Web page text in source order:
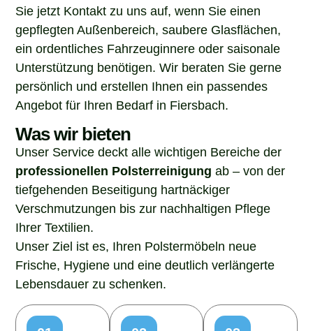
Sie jetzt Kontakt zu uns auf, wenn Sie einen
gepflegten Außenbereich, saubere Glasflächen,
ein ordentliches Fahrzeuginnere oder saisonale
Unterstützung benötigen. Wir beraten Sie gerne
persönlich und erstellen Ihnen ein passendes
Angebot für Ihren Bedarf in Fiersbach.
Was wir bieten
Unser Service deckt alle wichtigen Bereiche der
professionellen Polsterreinigung ab – von der
tiefgehenden Beseitigung hartnäckiger
Verschmutzungen bis zur nachhaltigen Pflege
Ihrer Textilien.
Unser Ziel ist es, Ihren Polstermöbeln neue
Frische, Hygiene und eine deutlich verlängerte
Lebensdauer zu schenken.